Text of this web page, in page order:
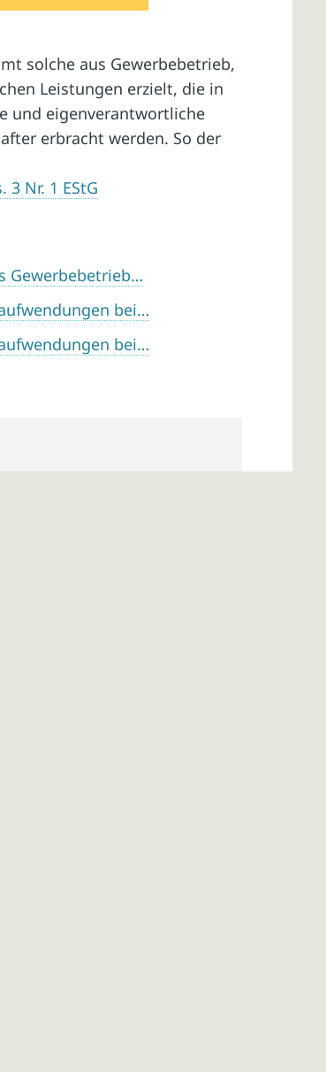
solche aus Gewerbebetrieb,
Leistungen erzielt, die in
und eigenverantwortliche
erbracht werden. So der
3 Nr. 1 EStG
Gewerbebetrieb…
bei…
bei…